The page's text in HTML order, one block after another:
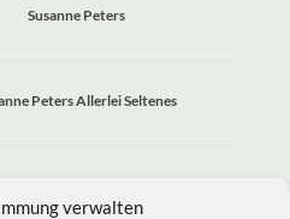
verwalten
Susanne Peters
Peters Allerlei Seltenes